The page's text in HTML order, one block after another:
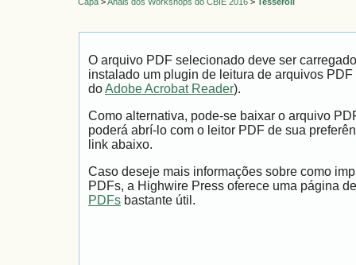
O arquivo PDF selecionado deve ser
instalado um plugin de leitura de arquivos
doAdobe Acrobat Reader).
Como alternativa, pode-se baixar o arquivo
poderá abrí-lo com o leitor PDF de sua
link abaixo.
Caso deseje mais informações sobre como
PDFs, a Highwire Press oferece uma página
PDFs bastante útil.